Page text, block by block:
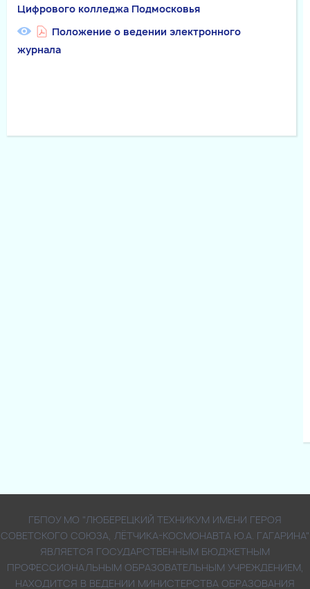
Цифрового колледжа Подмосковья
Положение о ведении электронного
журнала
ГБПОУ МО "ЛЮБЕРЕЦКИЙ ТЕХНИКУМ ИМЕНИ ГЕРОЯ
СОВЕТСКОГО СОЮЗА, ЛЁТЧИКА-КОСМОНАВТА Ю.А. ГАГАРИНА"
ЯВЛЯЕТСЯ ГОСУДАРСТВЕННЫМ БЮДЖЕТНЫМ
ПРОФЕССИОНАЛЬНЫМ ОБРАЗОВАТЕЛЬНЫМ УЧРЕЖДЕНИЕМ,
НАХОДИТСЯ В ВЕДЕНИИ МИНИСТЕРСТВА ОБРАЗОВАНИЯ